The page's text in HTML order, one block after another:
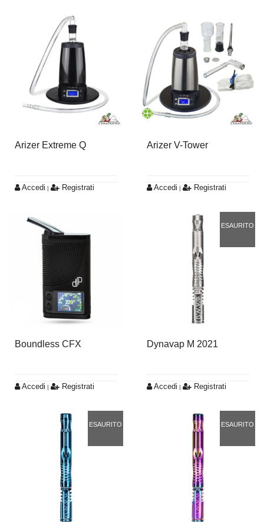
Arizer Extreme Q
Accedi | Registrati
Arizer V-Tower
Accedi | Registrati
Boundless CFX
Accedi | Registrati
ESAURITO
Dynavap M 2021
Accedi | Registrati
ESAURITO ESAURITO